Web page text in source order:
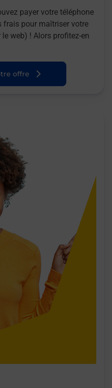
payer votre téléphone
frais pour maîtriser votre
web) ! Alors profitez-en
offre